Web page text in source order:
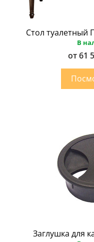
Стол туалетный
В
от 61
Заглушка для